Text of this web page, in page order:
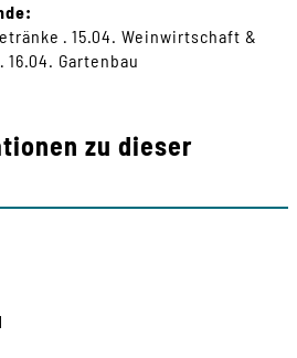
· 15.04. Weinwirtschaft &
Gartenbau
zu dieser